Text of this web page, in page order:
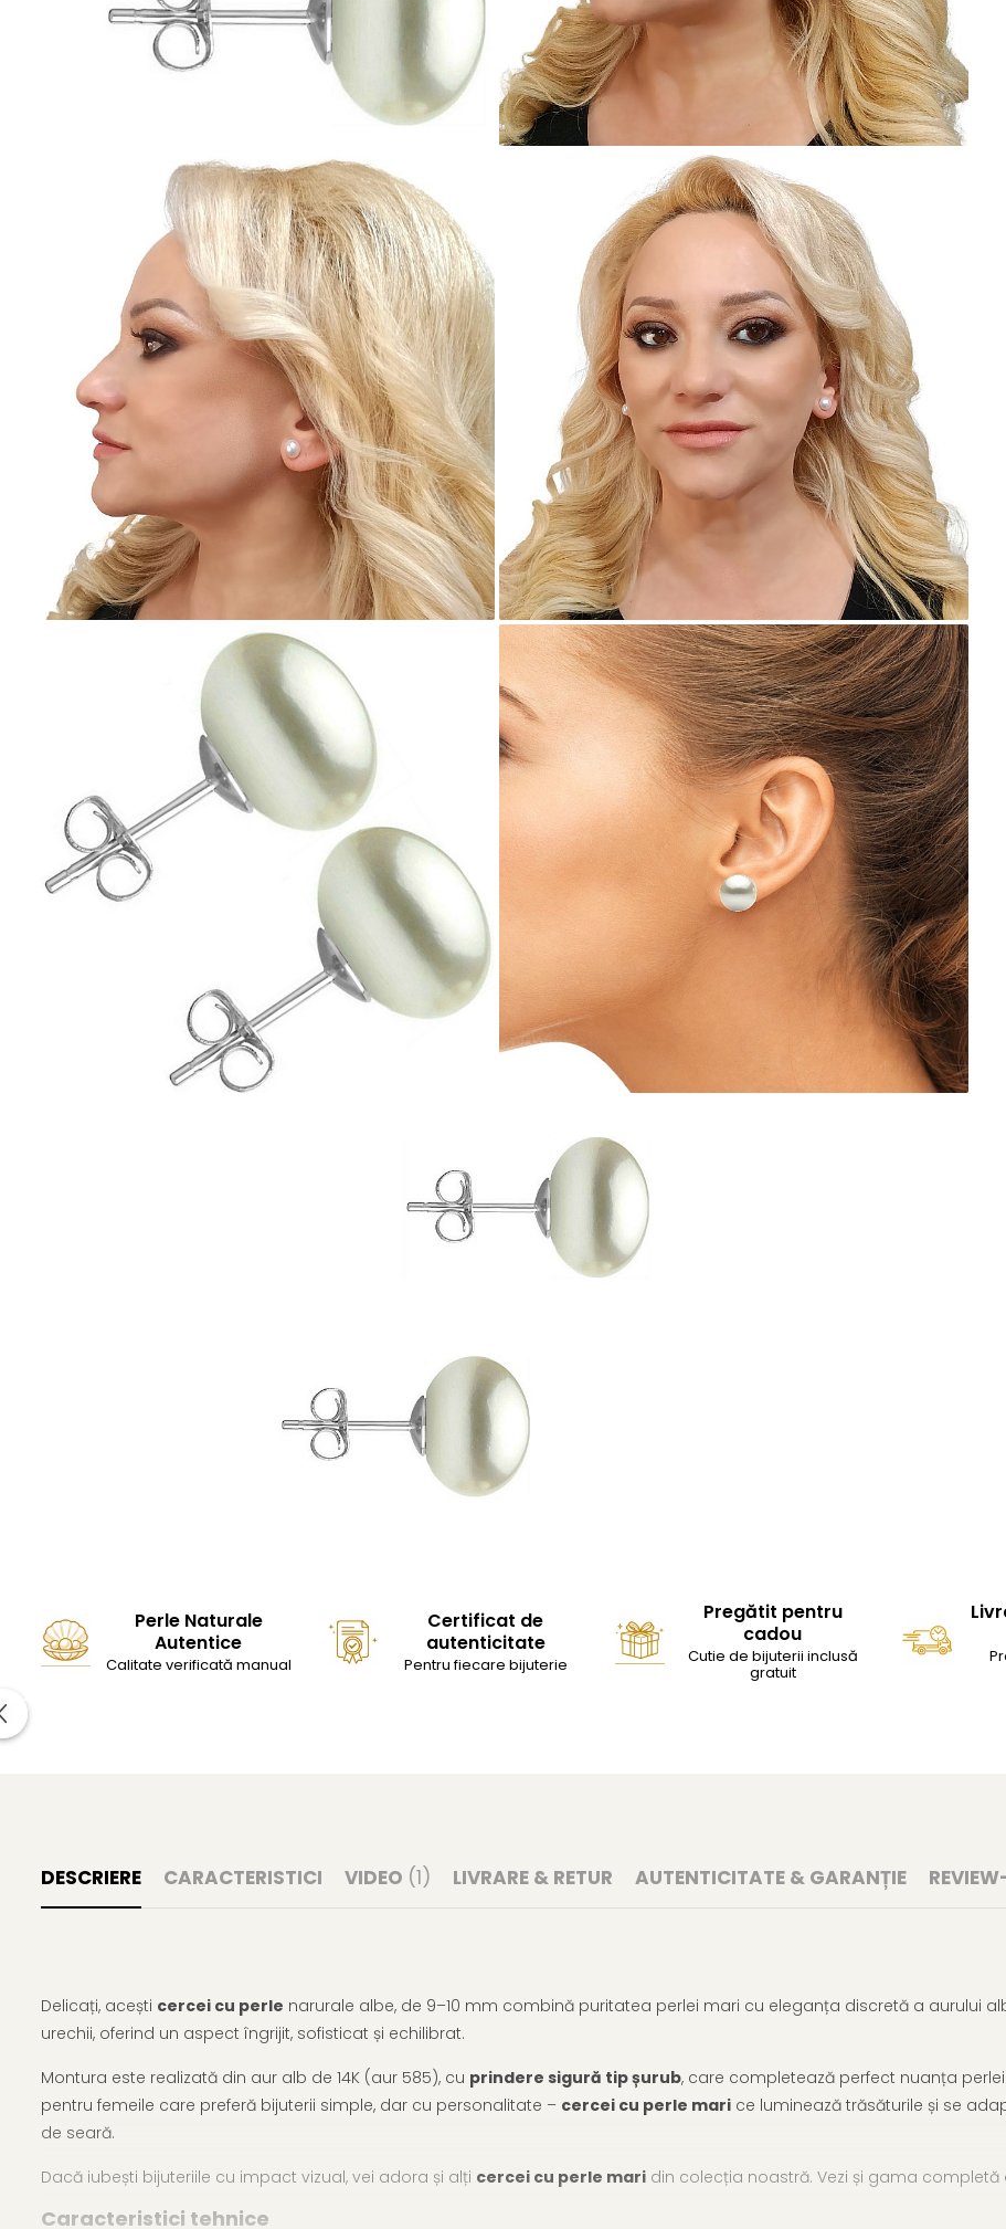
Seturi Perle cu Argint
Pandantive cu Perle
Perle Naturale
Autentice
Calitate verificată manual
Certificat de
autenticitate
Pentru fiecare bijuterie
Pregătit pentru
cadou
Cutie de bijuterii inclusă
gratuit
DESCRIERE CARACTERISTICI VIDEO (1) LIVRARE & RETUR AUTENTICITATE & GARANȚIE
Delicați, acești cercei cu perle narurale albe, de 9–10 mm combină puritatea perlei mari cu eleganța discretă a aurului
urechii, oferind un aspect îngrijit, sofisticat și echilibrat.
Montura este realizată din aur alb de 14K (aur 585), cu prindere sigură tip șurub, care completează perfect nuanța
pentru femeile care preferă bijuterii simple, dar cu personalitate – cercei cu perle mari ce luminează trăsăturile și se
de seară.
Dacă iubești bijuteriile cu impact vizual, vei adora și alți cercei cu perle mari din colecția noastră. Vezi și gama completă
Caracteristici tehnice